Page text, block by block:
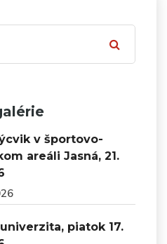
v športovo-
areáli Jasná, 21.
piatok 17.